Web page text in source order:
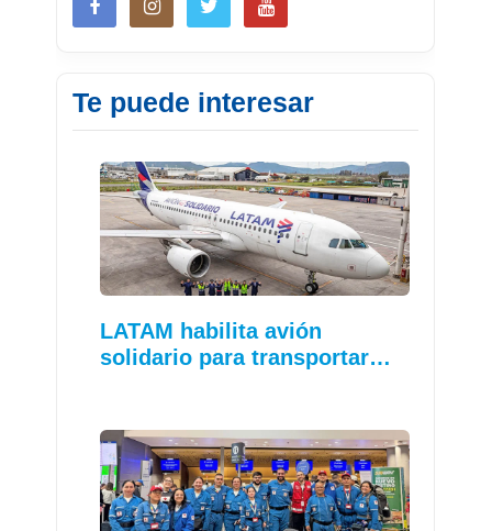
Te puede interesar
LATAM habilita avión
solidario para transportar…